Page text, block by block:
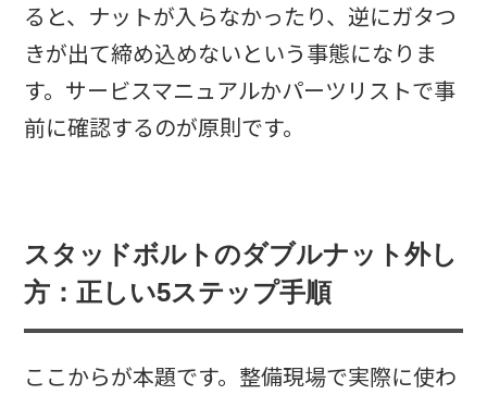
ると、ナットが入らなかったり、逆にガタつ
きが出て締め込めないという事態になりま
す。サービスマニュアルかパーツリストで事
前に確認するのが原則です。
スタッドボルトのダブルナット外し
方：正しい5ステップ手順
ここからが本題です。整備現場で実際に使わ